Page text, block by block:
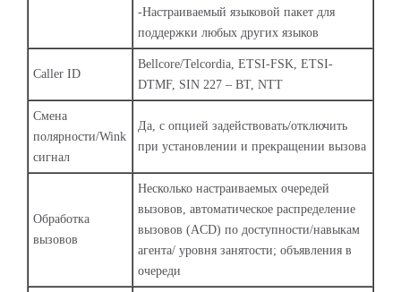
-Настраиваемый языковой пакет для
поддержки любых других языков
Caller ID
Bellcore/Telcordia, ETSI-FSK, ETSI-
DTMF, SIN 227 – BT, NTT
Смена
полярности/Wink
сигнал
Да, с опцией задействовать/отключить
при установлении и прекращении вызова
Обработка
вызовов
Несколько настраиваемых очередей
вызовов, автоматическое распределение
вызовов (ACD) по доступности/навыкам
агента/ уровня занятости; объявления в
очереди